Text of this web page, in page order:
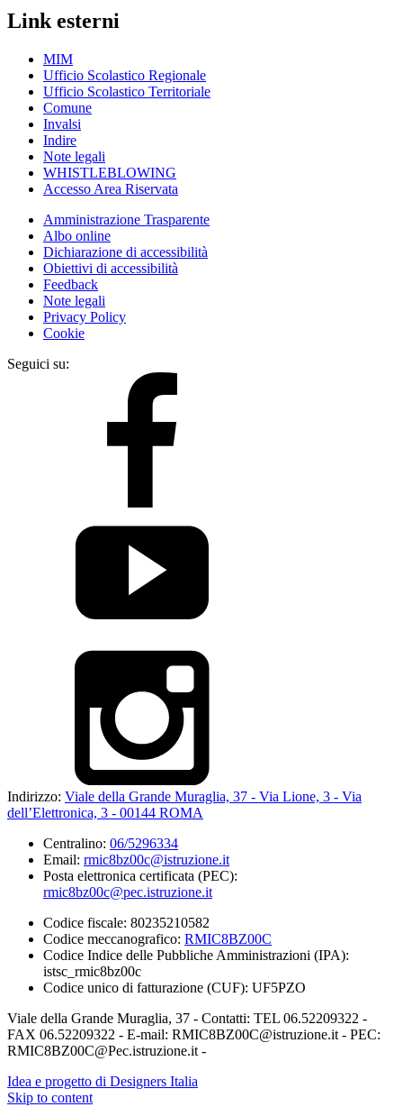
Link esterni
MIM
Ufficio Scolastico Regionale
Ufficio Scolastico Territoriale
Comune
Invalsi
Indire
Note legali
WHISTLEBLOWING
Accesso Area Riservata
Amministrazione Trasparente
Albo online
Dichiarazione di accessibilità
Obiettivi di accessibilità
Feedback
Note legali
Privacy Policy
Cookie
Seguici su:
Indirizzo: Viale della Grande Muraglia, 37 - Via Lione, 3 - Via
dell’Elettronica, 3 - 00144 ROMA
Centralino: 06/5296334
Email: rmic8bz00c@istruzione.it
Posta elettronica certificata (PEC):
rmic8bz00c@pec.istruzione.it
Codice fiscale: 80235210582
Codice meccanografico: RMIC8BZ00C
Codice Indice delle Pubbliche Amministrazioni (IPA):
istsc_rmic8bz00c
Codice unico di fatturazione (CUF): UF5PZO
Viale della Grande Muraglia, 37 - Contatti: TEL 06.52209322 -
FAX 06.52209322 - E-mail: RMIC8BZ00C@istruzione.it - PEC:
RMIC8BZ00C@Pec.istruzione.it -
Idea e progetto di Designers Italia
Skip to content